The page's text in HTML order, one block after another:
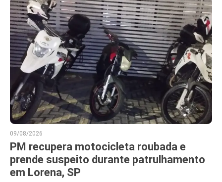
09/08/2026
PM recupera motocicleta roubada e
prende suspeito durante patrulhamento
em Lorena, SP